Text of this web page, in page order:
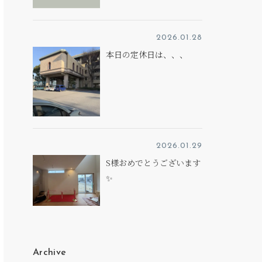
2026.01.28
本日の定休日は、、、
2026.01.29
S様おめでとうございます
✨
Archive